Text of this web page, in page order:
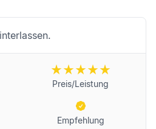
Preis/Leistung
Empfehlung